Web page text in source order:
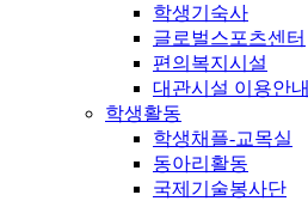
학생기숙사
글로벌스포츠센터
편의복지시설
대관시설 이용안내
학생활동
학생채플-교목실
동아리활동
국제기술봉사단